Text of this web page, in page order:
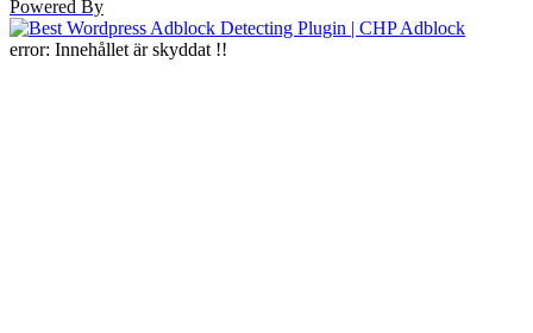
Powered By
error: Innehållet är skyddat !!